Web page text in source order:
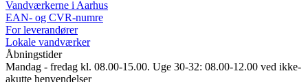
Vandværkerne i Aarhus
EAN- og CVR-numre
For leverandører
Lokale vandværker
Åbningstider
Mandag - fredag kl. 08.00-15.00. Uge 30-32: 08.00-12.00 ved ikke-
akutte henvendelser